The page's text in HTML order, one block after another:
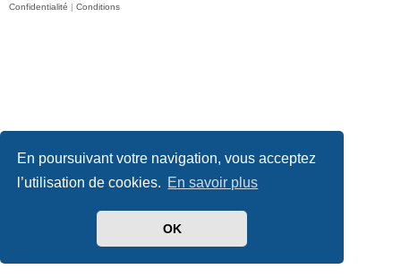
En poursuivant votre navigation, vous acceptez
l’utilisation de cookies. En savoir plus
OK
Confidentialité | Conditions